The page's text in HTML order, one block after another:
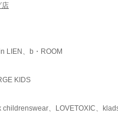
店
LIEN、b・ROOM
KIDS
、LOVETOXIC、